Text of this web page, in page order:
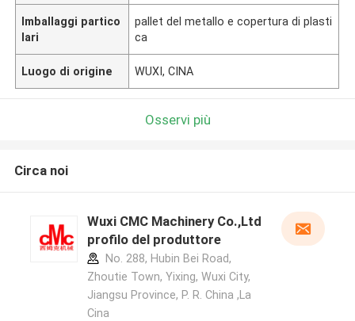
Imballaggi partico
lari
pallet del metallo e copertura di plasti
ca
Luogo di origine WUXI, CINA
Osservi più
Circa noi
Wuxi CMC Machinery Co.,Ltd
profilo del produttore
No. 288, Hubin Bei Road,
Zhoutie Town, Yixing, Wuxi City,
Jiangsu Province, P. R. China ,La
Cina